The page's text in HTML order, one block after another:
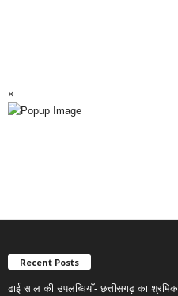
×
Recent Posts
ढाई साल की उपलब्धियाँ- छत्तीसगढ़ का